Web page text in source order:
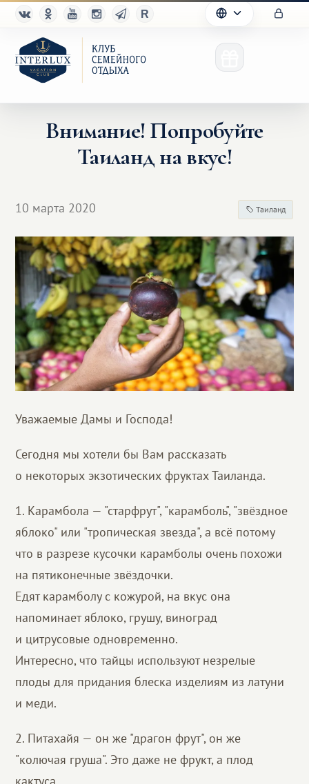
Благотворительность
Внимание! Попробуйте
Таиланд на вкус!
10 марта 2020 Таиланд
Уважаемые Дамы и Господа!
Сегодня мы хотели бы Вам рассказать
о некоторых экзотических фруктах Таиланда.
1. Карамбола — "старфрут", "карамболь", "звёздное
яблоко" или "тропическая звезда", а всё потому
что в разрезе кусочки карамболы очень похожи
на пятиконечные звёздочки.
Едят карамболу с кожурой, на вкус она
напоминает яблоко, грушу, виноград
и цитрусовые одновременно.
Интересно, что тайцы используют незрелые
плоды для придания блеска изделиям из латуни
и меди.
2. Питахайя — он же "драгон фрут", он же
"колючая груша". Это даже не фрукт, а плод